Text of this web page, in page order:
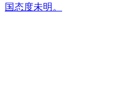
国态度未明。